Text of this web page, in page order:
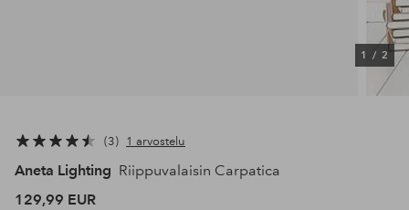
1 / 2
3 1 arvostelu
Aneta Lighting Riippuvalaisin Carpatica
129,99 EUR